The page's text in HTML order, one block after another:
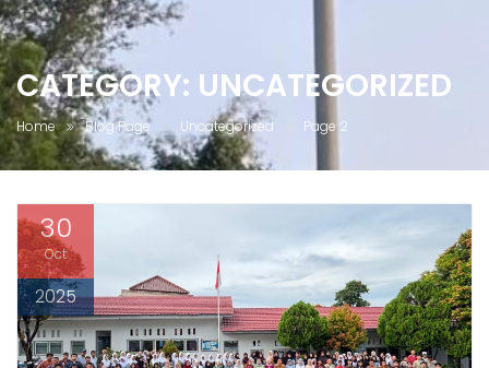
CATEGORY: UNCATEGORIZED
Home Blog Page Uncategorized Page 2
30
Oct
2025